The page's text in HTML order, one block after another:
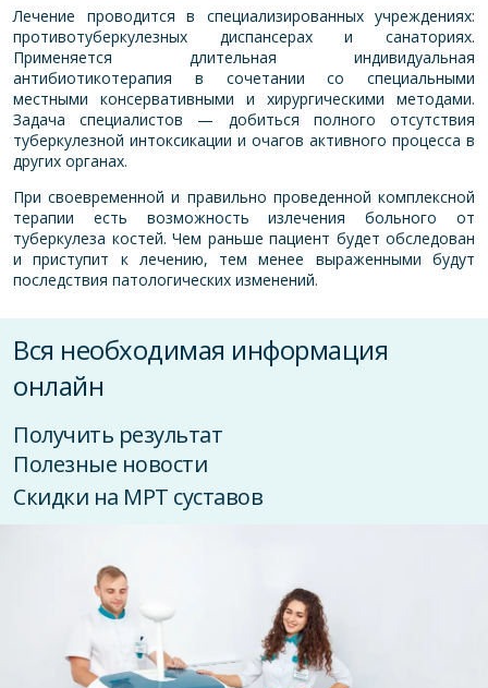
Лечение проводится в специализированных учреждениях:
противотуберкулезных диспансерах и санаториях.
Применяется длительная индивидуальная
антибиотикотерапия в сочетании со специальными
местными консервативными и хирургическими методами.
Задача специалистов — добиться полного отсутствия
туберкулезной интоксикации и очагов активного процесса в
других органах.
При своевременной и правильно проведенной комплексной
терапии есть возможность излечения больного от
туберкулеза костей. Чем раньше пациент будет обследован
и приступит к лечению, тем менее выраженными будут
последствия патологических изменений.
Вся необходимая информация
онлайн
Получить результат
Полезные новости
Скидки на МРТ суставов